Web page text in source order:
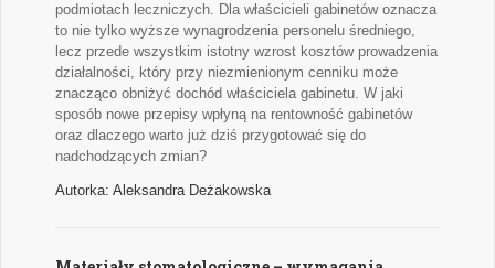
podmiotach leczniczych. Dla właścicieli gabinetów oznacza
to nie tylko wyższe wynagrodzenia personelu średniego,
lecz przede wszystkim istotny wzrost kosztów prowadzenia
działalności, który przy niezmienionym cenniku może
znacząco obniżyć dochód właściciela gabinetu. W jaki
sposób nowe przepisy wpłyną na rentowność gabinetów
oraz dlaczego warto już dziś przygotować się do
nadchodzących zmian?
Autorka: Aleksandra Deżakowska